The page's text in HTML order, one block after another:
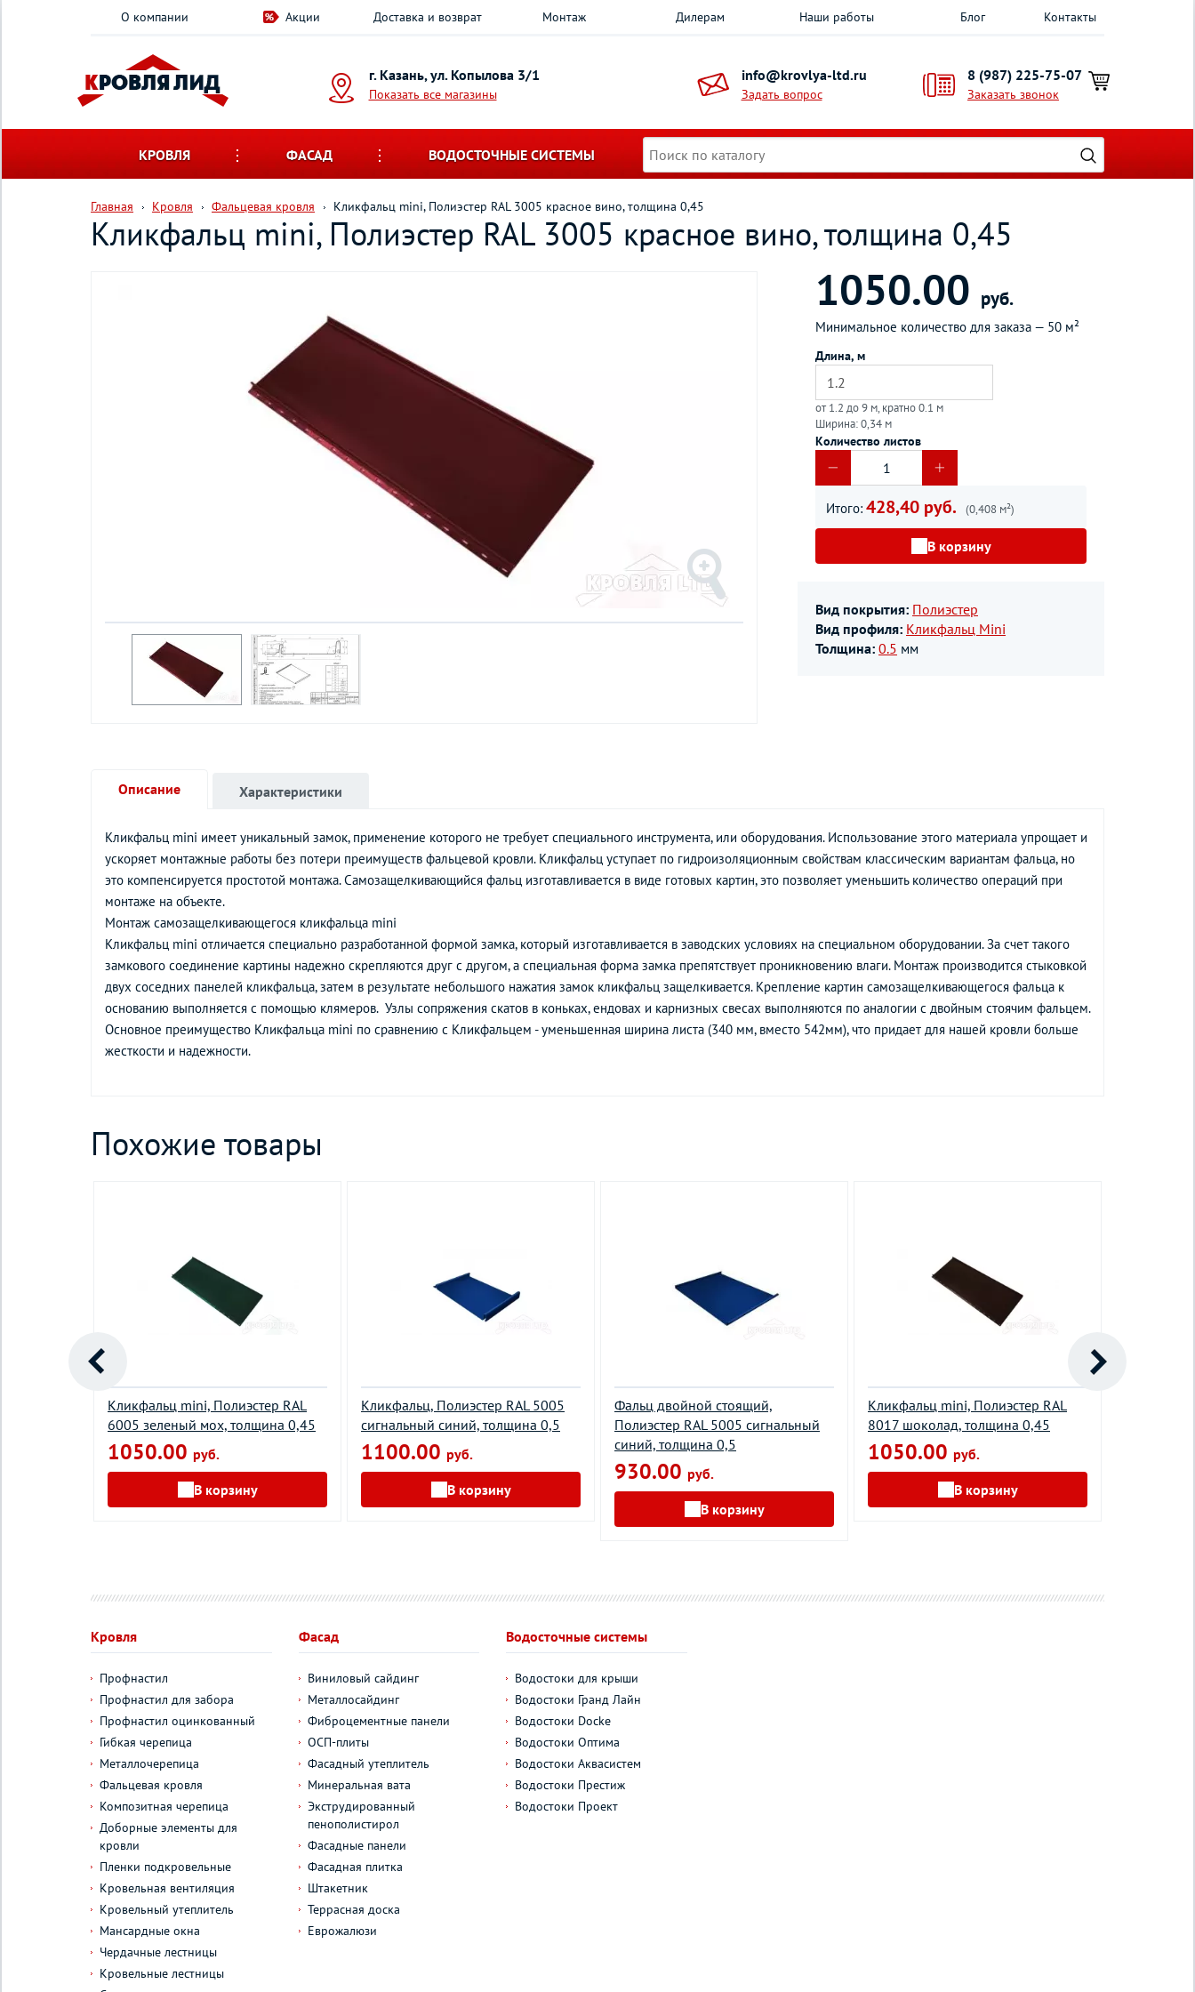
О компании Акции Доставка и возврат Монтаж Дилерам Наши работы Блог Контакты
г. Казань, ул. Копылова 3/1
Показать все магазины
info@krovlya-ltd.ru
Задать вопрос
8 (987) 225-75-07
Заказать звонок
КРОВЛЯ ФАСАД ВОДОСТОЧНЫЕ СИСТЕМЫ
Главная Кровля Фальцевая кровля Кликфальц mini, Полиэстер RAL 3005 красное вино, толщина 0,45
Кликфальц mini, Полиэстер RAL 3005 красное вино, толщина 0,45
1050.00 руб.
Минимальное количество для заказа — 50 м²
Длина, м
от 1.2 до 9 м, кратно 0.1 м
Ширина: 0,34 м
Количество листов
Итого: 428,40 руб. (0,408 м²)
В корзину
Вид покрытия: Полиэстер
Вид профиля: Кликфальц Mini
Толщина: 0.5 мм
Описание
Кликфальц mini имеет уникальный замок, применение которого не требует специального инструмента, или оборудования. Использование этого материала упрощает и
ускоряет монтажные работы без потери преимуществ фальцевой кровли. Кликфальц уступает по гидроизоляционным свойствам классическим вариантам фальца, но
это компенсируется простотой монтажа. Самозащелкивающийся фальц изготавливается в виде готовых картин, это позволяет уменьшить количество операций при
монтаже на объекте.
Монтаж самозащелкивающегося кликфальца mini
Кликфальц mini отличается специально разработанной формой замка, который изготавливается в заводских условиях на специальном оборудовании. За счет такого
замкового соединение картины надежно скрепляются друг с другом, а специальная форма замка препятствует проникновению влаги. Монтаж производится стыковкой
двух соседних панелей кликфальца, затем в результате небольшого нажатия замок кликфальц защелкивается. Крепление картин самозащелкивающегося фальца к
основанию выполняется с помощью клямеров. Узлы сопряжения скатов в коньках, ендовах и карнизных свесах выполняются по аналогии с двойным стоячим фальцем.
Основное преимущество Кликфальца mini по сравнению с Кликфальцем - уменьшенная ширина листа (340 мм, вместо 542мм), что придает для нашей кровли больше
жесткости и надежности.
Характеристики
Похожие товары
Кликфальц mini, Полиэстер RAL
6005 зеленый мох, толщина 0,45
1050.00 руб.
В корзину
Кликфальц, Полиэстер RAL 5005
сигнальный синий, толщина 0,5
1100.00 руб.
В корзину
Фальц двойной стоящий,
Полиэстер RAL 5005 сигнальный
синий, толщина 0,5
930.00 руб.
В корзину
Кликфальц mini, Полиэстер RAL
8017 шоколад, толщина 0,45
1050.00 руб.
В корзину
Кровля
Профнастил
Профнастил для забора
Профнастил оцинкованный
Гибкая черепица
Металлочерепица
Фальцевая кровля
Композитная черепица
Доборные элементы для
кровли
Пленки подкровельные
Кровельная вентиляция
Кровельный утеплитель
Мансардные окна
Чердачные лестницы
Кровельные лестницы
Фасад
Виниловый сайдинг
Металлосайдинг
Фиброцементные панели
ОСП-плиты
Фасадный утеплитель
Минеральная вата
Экструдированный
пенополистирол
Фасадные панели
Фасадная плитка
Штакетник
Террасная доска
Еврожалюзи
Водосточные системы
Водостоки для крыши
Водостоки Гранд Лайн
Водостоки Docke
Водостоки Оптима
Водостоки Аквасистем
Водостоки Престиж
Водостоки Проект